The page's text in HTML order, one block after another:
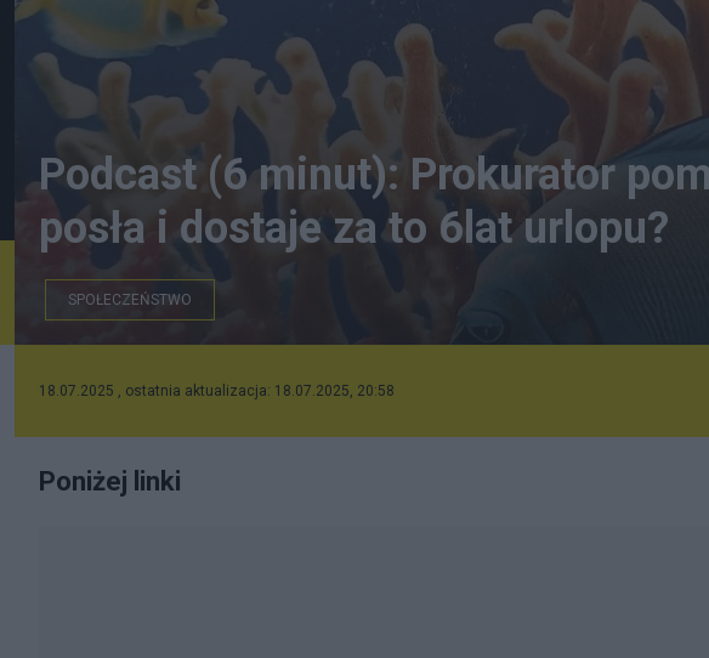
Podcast (6 minut): Prokurator
posła i dostaje za to 6lat urlopu?
SPOŁECZEŃSTWO
18.07.2025 , ostatnia aktualizacja: 18.07.2025, 20:58
Poniżej linki